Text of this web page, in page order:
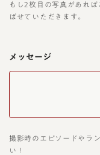
もし2枚目の写真があれ
ばせていただきます。
メッセージ
撮影時のエピソードやラ
い！